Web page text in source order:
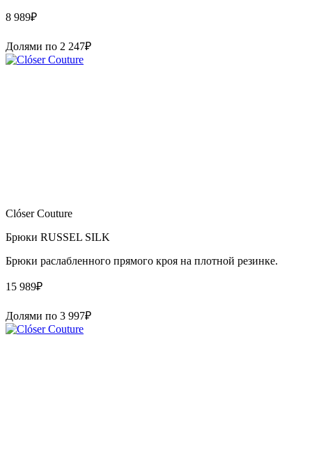
8 989₽
Долями по 2 247₽
Clóser Couture
Брюки RUSSEL SILK
Брюки раслабленного прямого кроя на плотной резинке.
15 989₽
Долями по 3 997₽